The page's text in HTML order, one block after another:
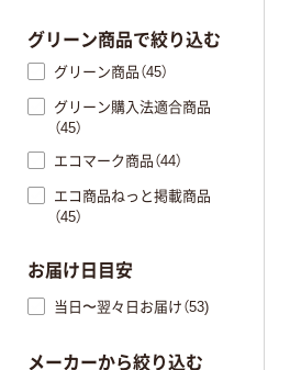
グリーン商品で絞り込む
グリーン商品（45）
グリーン購入法適合商品
（45）
エコマーク商品（44）
エコ商品ねっと掲載商品
（45）
お届け日目安
当日〜翌々日お届け（53)
メーカーから絞り込む